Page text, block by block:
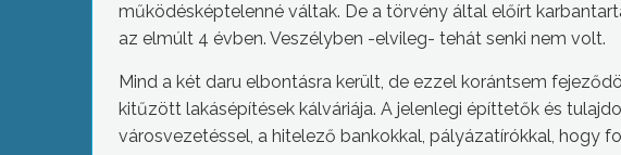
működésképtelenné váltak. De a törvény által előírt
az elmúlt 4 évben. Veszélyben -elvileg- tehát senki nem volt.
Mind a két daru elbontásra került, de ezzel korántsem
kitűzött lakásépítések kálváriája. A jelenlegi építtetők és
városvezetéssel, a hitelező bankokkal, pályázatírókkal, hogy